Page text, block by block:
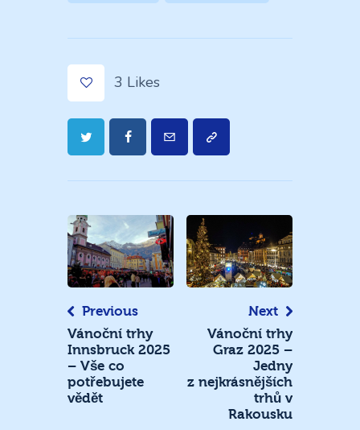
3 Likes
Navigace
pro
příspěvek
Previous
Vánoční trhy
Innsbruck 2025
– Vše co
potřebujete
vědět
Next
Vánoční trhy
Graz 2025 –
Jedny
z nejkrásnějších
trhů v
Rakousku